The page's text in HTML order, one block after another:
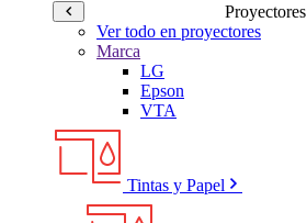
Proyectores
Ver todo en proyectores
Marca
LG
Epson
VTA
Tintas y Papel